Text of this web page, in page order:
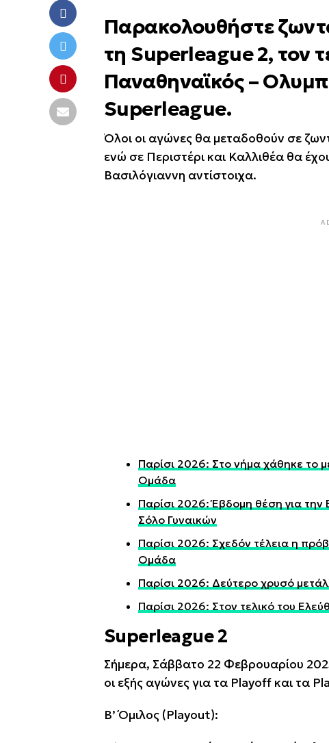
Παρακολουθήστε
τη Superleague 2, τον
Παναθηναϊκός –
Superleague.
Όλοι οι αγώνες θα μεταδοθούν σε
ενώ σε Περιστέρι και Καλλιθέα θα
Βασιλόγιαννη αντίστοιχα.
Παρίσι 2026: Στο νήμα χάθηκε το
Ομάδα
Παρίσι 2026: Έβδομη θέση για την
Σόλο Γυναικών
Παρίσι 2026: Σχεδόν τέλεια η
Ομάδα
Παρίσι 2026: Δεύτερο χρυσό
Παρίσι 2026: Στον τελικό του
Superleague 2
Σήμερα, Σάββατο 22 Φεβρουαρίου
οι εξής αγώνες για τα Playoff και τα
Β’ Όμιλος (Playout):